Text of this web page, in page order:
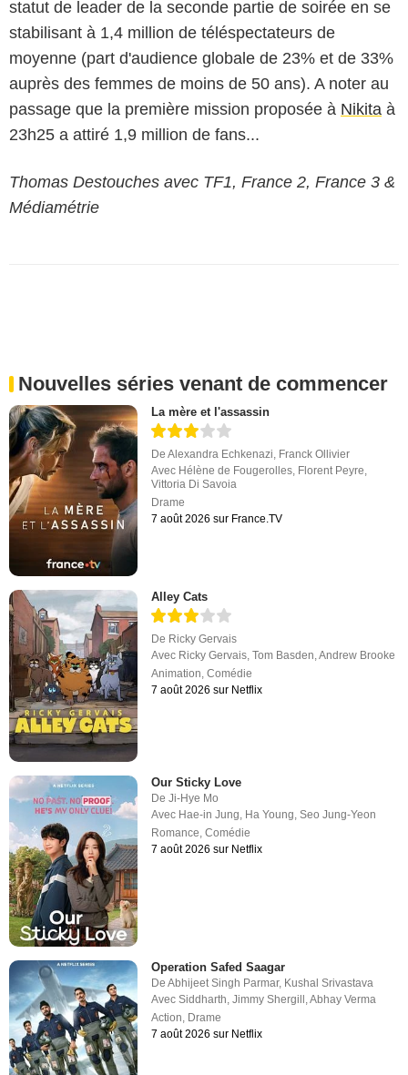
statut de leader de la seconde partie de soirée en se
stabilisant à 1,4 million de téléspectateurs de
moyenne (part d'audience globale de 23% et de 33%
auprès des femmes de moins de 50 ans). A noter au
passage que la première mission proposée à Nikita à
23h25 a attiré 1,9 million de fans...
Thomas Destouches avec TF1, France 2, France 3 &
Médiamétrie
Nouvelles séries venant de commencer
La mère et l'assassin
DeAlexandra Echkenazi, Franck Ollivier
Avec Hélène de Fougerolles, Florent Peyre,
Vittoria Di Savoia
Drame
7 août 2026 sur France.TV
Alley Cats
De Ricky Gervais
Avec Ricky Gervais,Tom Basden,Andrew Brooke
Animation,Comédie
7 août 2026 sur Netflix
Our Sticky Love
DeJi-Hye Mo
Avec Hae-in Jung Ha Young ,Seo Jung-Yeon
Romance ,Comédie
7 août 2026 sur Netflix
Operation Safed Saagar
DeAbhijeet Singh Parmar, Kushal Srivastava
AvecSiddharth,Jimmy Shergill,Abhay Verma
Action, Drame
7 août 2026 sur Netflix